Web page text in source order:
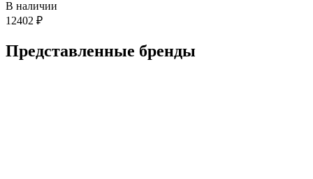
В наличии
12402 ₽
Представленные бренды